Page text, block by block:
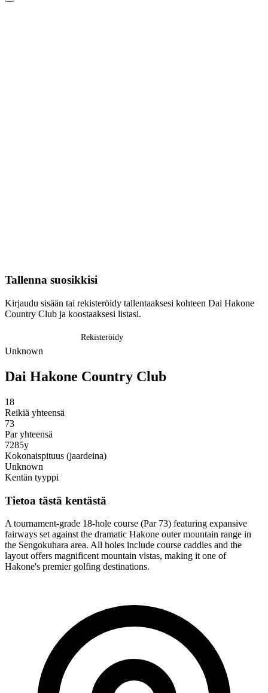
Tallenna suosikkisi
Kirjaudu sisään tai rekisteröidy tallentaaksesi kohteen Dai Hakone
Country Club ja koostaaksesi listasi.
Rekisteröidy
Unknown
Dai Hakone Country Club
18
Reikiä yhteensä
73
Par yhteensä
7285y
Kokonaispituus (jaardeina)
Unknown
Kentän tyyppi
Tietoa tästä kentästä
A tournament-grade 18-hole course (Par 73) featuring expansive
fairways set against the dramatic Hakone outer mountain range in
the Sengokuhara area. All holes include course caddies and the
layout offers magnificent mountain vistas, making it one of
Hakone's premier golfing destinations.